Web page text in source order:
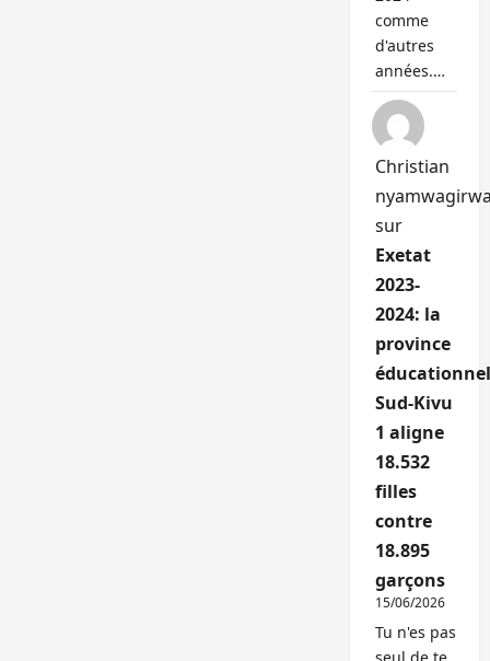
comme
d'autres
années.…
Christian
sur
Exetat
2023-
2024: la
province
Sud-Kivu
1 aligne
18.532
filles
contre
18.895
garçons
15/06/2026
Tu n'es pas